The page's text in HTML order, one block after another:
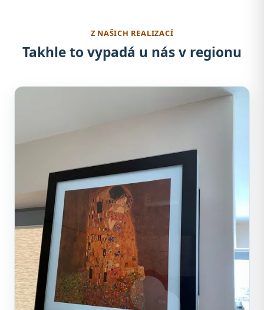
Z NAŠICH REALIZACÍ
Takhle to vypadá u nás v regionu